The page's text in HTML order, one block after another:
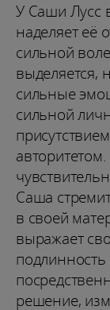
У Саши Лусс
наделяет её
сильной
выделяется,
сильные
сильной
Саша
в своей
выражает
подлинность
решение,